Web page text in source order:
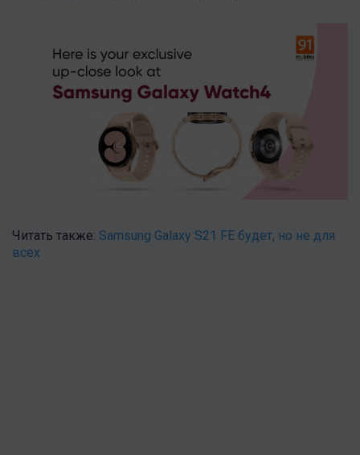
Читать также: Samsung Galaxy S21 FE будет, но не для
всех